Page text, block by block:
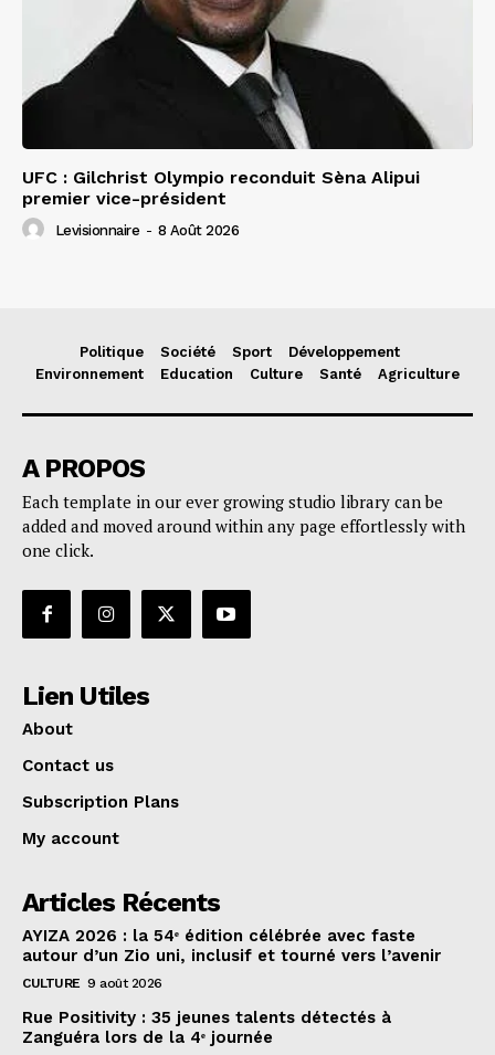
UFC : Gilchrist Olympio reconduit Sèna Alipui
premier vice-président
Levisionnaire - 8 Août 2026
Politique Société Sport
Développement
Environnement
Education Culture Santé Agriculture
A PROPOS
Each template in our ever growing studio library can be
added and moved around within any page effortlessly with
one click.
Lien Utiles
About
Contact us
Subscription Plans
My account
Articles Récents
AYIZA 2026 : la 54ᵉ édition célébrée avec faste
autour d’un Zio uni, inclusif et tourné vers l’avenir
CULTURE 9 août 2026
Rue Positivity : 35 jeunes talents détectés à
Zanguéra lors de la 4ᵉ journée